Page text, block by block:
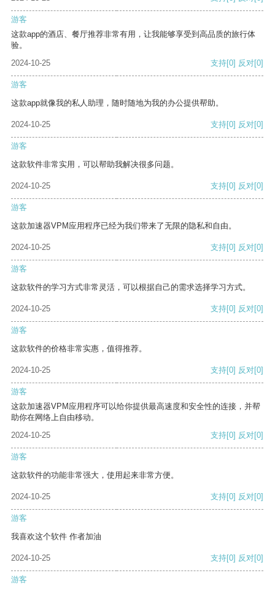
游客
这款app的酒店、餐厅推荐非常有用，让我能够享受到高品质的旅行体
验。
2024-10-25
支持[0] 反对[0]
游客
这款app就像我的私人助理，随时随地为我的办公提供帮助。
2024-10-25 支持[0] 反对[0]
游客
这款软件非常实用，可以帮助我解决很多问题。
2024-10-25 支持[0] 反对[0]
游客
这款加速器VPM应用程序已经为我们带来了无限的隐私和自由。
2024-10-25 支持[0] 反对[0]
游客
这款软件的学习方式非常灵活，可以根据自己的需求选择学习方式。
2024-10-25 支持[0] 反对[0]
游客
这款软件的价格非常实惠，值得推荐。
2024-10-25 支持[0] 反对[0]
游客
这款加速器VPM应用程序可以给你提供最高速度和安全性的连接，并帮
助你在网络上自由移动。
2024-10-25
支持[0] 反对[0]
游客
这款软件的功能非常强大，使用起来非常方便。
2024-10-25 支持[0] 反对[0]
游客
我喜欢这个软件 作者加油
2024-10-25 支持[0] 反对[0]
游客